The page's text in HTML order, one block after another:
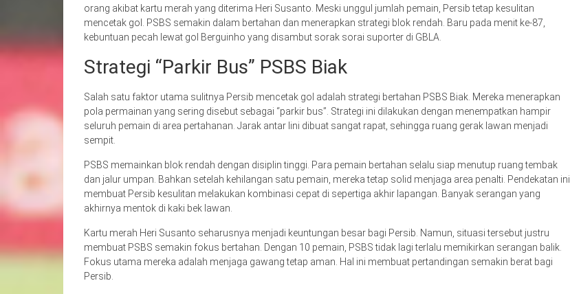
orang akibat kartu merah yang diterima Heri Susanto. Meski unggul jumlah pemain, Persib tetap kesulitan
mencetak gol. PSBS semakin dalam bertahan dan menerapkan strategi blok rendah. Baru pada menit ke-87,
kebuntuan pecah lewat gol Berguinho yang disambut sorak sorai suporter di GBLA.
Strategi “Parkir Bus” PSBS Biak
Salah satu faktor utama sulitnya Persib mencetak gol adalah strategi bertahan PSBS Biak. Mereka menerapkan
pola permainan yang sering disebut sebagai “parkir bus”. Strategi ini dilakukan dengan menempatkan hampir
seluruh pemain di area pertahanan. Jarak antar lini dibuat sangat rapat, sehingga ruang gerak lawan menjadi
sempit.
PSBS memainkan blok rendah dengan disiplin tinggi. Para pemain bertahan selalu siap menutup ruang tembak
dan jalur umpan. Bahkan setelah kehilangan satu pemain, mereka tetap solid menjaga area penalti. Pendekatan ini
membuat Persib kesulitan melakukan kombinasi cepat di sepertiga akhir lapangan. Banyak serangan yang
akhirnya mentok di kaki bek lawan.
Kartu merah Heri Susanto seharusnya menjadi keuntungan besar bagi Persib. Namun, situasi tersebut justru
membuat PSBS semakin fokus bertahan. Dengan 10 pemain, PSBS tidak lagi terlalu memikirkan serangan balik.
Fokus utama mereka adalah menjaga gawang tetap aman. Hal ini membuat pertandingan semakin berat bagi
Persib.